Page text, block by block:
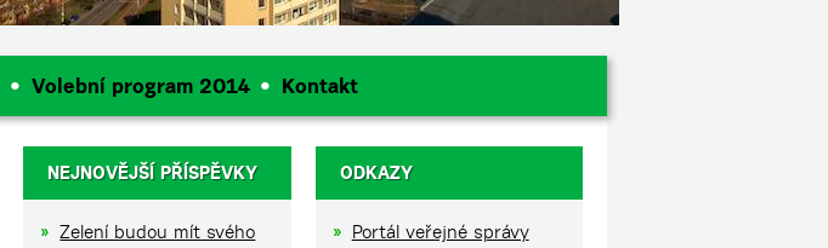
Volební program 2014 Kontakt
NEJNOVĚJŠÍ PŘÍSPĚVKY
Zelení budou mít svého
ODKAZY
Portál veřejné správy